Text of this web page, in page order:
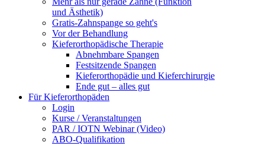
und Ästhetik)
Gratis-Zahnspange so geht's
Vor der Behandlung
Kieferorthopädische Therapie
Abnehmbare Spangen
Festsitzende Spangen
Kieferorthopädie und Kieferchirurgie
Ende gut – alles gut
Für Kieferorthopäden
Login
Kurse / Veranstaltungen
PAR / IOTN Webinar (Video)
ABO-Qualifikation